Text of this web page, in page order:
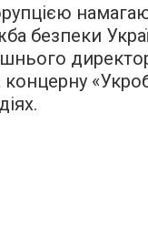
безпеки
концерну